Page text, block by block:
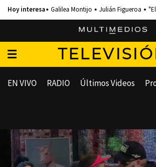
Galilea Montijo Julián Figueroa
EN VIVO RADIO Últimos Videos